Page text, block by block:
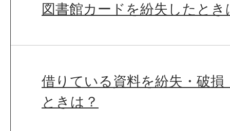
図書館カードを紛失したとき
借りている資料を紛失・破
ときは？